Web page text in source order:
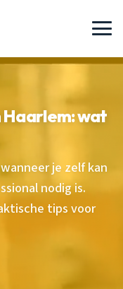
wat
je zelf kan
nodig is.
tips voor